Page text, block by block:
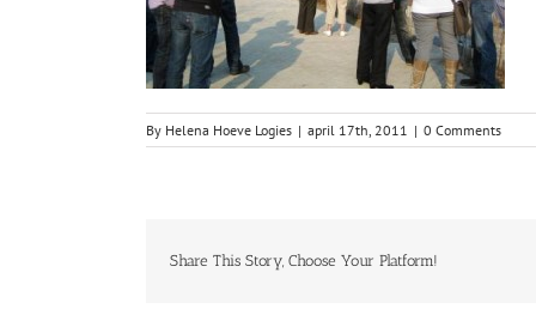
By Helena Hoeve Logies | april 17th, 2011 | 0 Comments
Share This Story, Choose Your Platform!